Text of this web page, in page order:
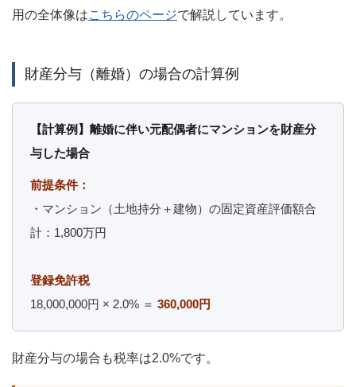
用の全体像はこちらのページで解説しています。
財産分与（離婚）の場合の計算例
【計算例】離婚に伴い元配偶者にマンションを財産分
与した場合
前提条件：
・マンション（土地持分＋建物）の固定資産評価額合
計：1,800万円
登録免許税
18,000,000円 × 2.0% ＝ 360,000円
財産分与の場合も税率は2.0%です。